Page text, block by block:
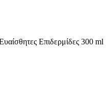
Επιδερμίδες 300 ml